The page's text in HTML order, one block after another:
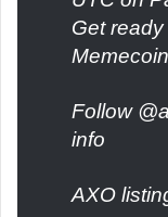
Get
Follow
info